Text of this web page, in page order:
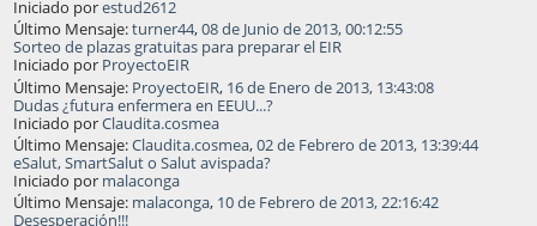
Iniciado porestud2612
Último Mensaje:turner44,08 de Junio de 2013, 00:12:55
Sorteo de plazas gratuitas para preparar el EIR
Iniciado por ProyectoEIR
Último Mensaje: ProyectoEIR, 16 de Enero de 2013, 13:43:08
Dudas ¿futura enfermera en EEUU...?
Iniciado porClaudita.cosmea
Último Mensaje:Claudita.cosmea,02 de Febrero de 2013, 13:39:44
eSalut, SmartSalut o Salut avispada?
Iniciado por malaconga
Último Mensaje: malaconga, 10 de Febrero de 2013, 22:16:42
Desesperación!!!